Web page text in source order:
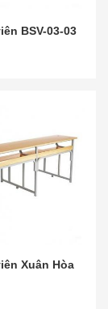
BSV-03-03
Xuân Hòa